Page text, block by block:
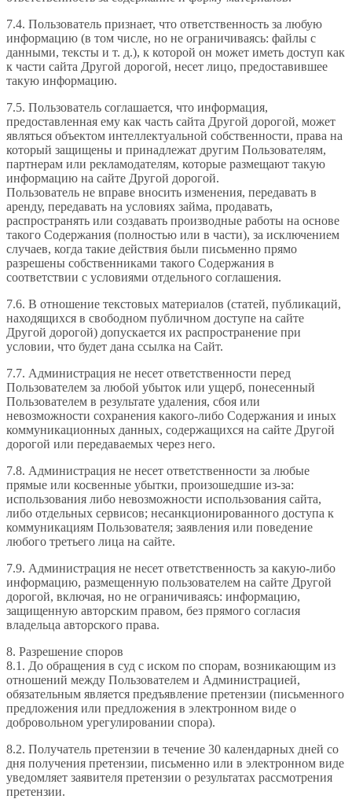
7.4. Пользователь признает, что ответственность за любую
информацию (в том числе, но не ограничиваясь: файлы с
данными, тексты и т. д.), к которой он может иметь доступ как
к части сайта Другой дорогой, несет лицо, предоставившее
такую информацию.
7.5. Пользователь соглашается, что информация,
предоставленная ему как часть сайта Другой дорогой, может
являться объектом интеллектуальной собственности, права на
который защищены и принадлежат другим Пользователям,
партнерам или рекламодателям, которые размещают такую
информацию на сайте Другой дорогой.
Пользователь не вправе вносить изменения, передавать в
аренду, передавать на условиях займа, продавать,
распространять или создавать производные работы на основе
такого Содержания (полностью или в части), за исключением
случаев, когда такие действия были письменно прямо
разрешены собственниками такого Содержания в
соответствии с условиями отдельного соглашения.
7.6. В отношение текстовых материалов (статей, публикаций,
находящихся в свободном публичном доступе на сайте
Другой дорогой) допускается их распространение при
условии, что будет дана ссылка на Сайт.
7.7. Администрация не несет ответственности перед
Пользователем за любой убыток или ущерб, понесенный
Пользователем в результате удаления, сбоя или
невозможности сохранения какого-либо Содержания и иных
коммуникационных данных, содержащихся на сайте Другой
дорогой или передаваемых через него.
7.8. Администрация не несет ответственности за любые
прямые или косвенные убытки, произошедшие из-за:
использования либо невозможности использования сайта,
либо отдельных сервисов; несанкционированного доступа к
коммуникациям Пользователя; заявления или поведение
любого третьего лица на сайте.
7.9. Администрация не несет ответственность за какую-либо
информацию, размещенную пользователем на сайте Другой
дорогой, включая, но не ограничиваясь: информацию,
защищенную авторским правом, без прямого согласия
владельца авторского права.
8. Разрешение споров
8.1. До обращения в суд с иском по спорам, возникающим из
отношений между Пользователем и Администрацией,
обязательным является предъявление претензии (письменного
предложения или предложения в электронном виде о
добровольном урегулировании спора).
8.2. Получатель претензии в течение 30 календарных дней со
дня получения претензии, письменно или в электронном виде
уведомляет заявителя претензии о результатах рассмотрения
претензии.